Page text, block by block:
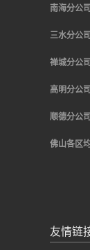
南海分公
三水分公
禅城分公
高明分公
顺德分公
佛山各区
友情链